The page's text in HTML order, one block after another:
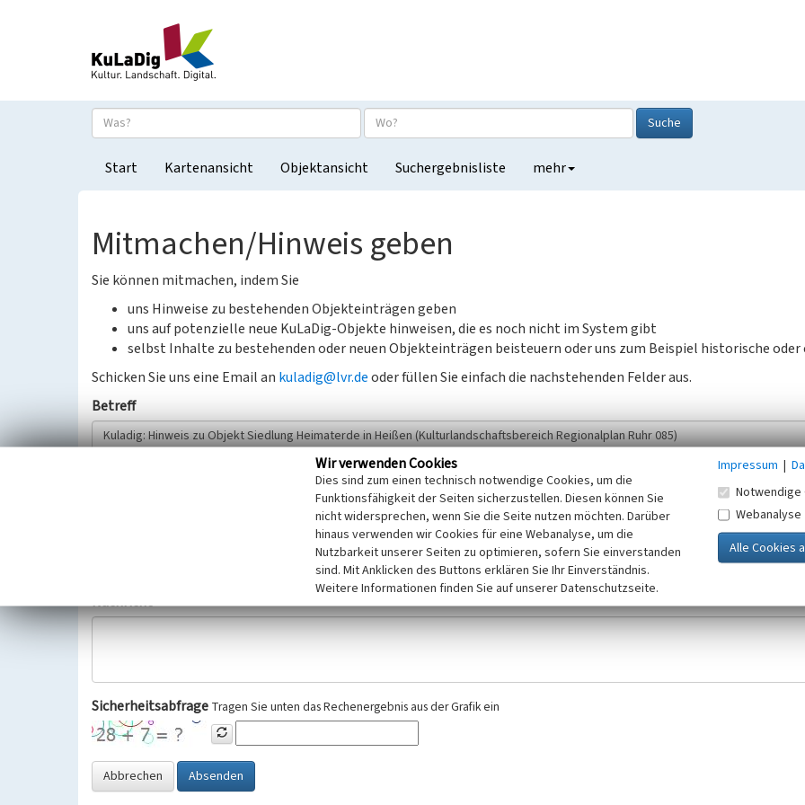
Suche
Start Kartenansicht Objektansicht Suchergebnisliste mehr
Mitmachen/Hinweis geben
Sie können mitmachen, indem Sie
uns Hinweise zu bestehenden Objekteinträgen geben
uns auf potenzielle neue KuLaDig-Objekte hinweisen, die es noch nicht im System gibt
selbst Inhalte zu bestehenden oder neuen Objekteinträgen beisteuern oder uns zum Beispiel historische oder
Schicken Sie uns eine Email an kuladig@lvr.deoder füllen Sie einfach die nachstehenden Felder aus.
Betreff
Wir bitten Sie um freiwillige Angabe Ihres Namens und Ihrer E-Mail-Adresse. Ihre Angaben werden ausschließlich im Rahmen der KuLaDig-
Selbstverständlich werden diese entsprechend der Vorschriften des Telemediengesetzes, des Datenschutzgesetzes NRW und der seit
Datenschutzgrundverordnung (EU-DSGVO) vertraulich behandelt, beachten Sie bitte unsere Hinweise zumDatenschutz
Nachricht
Sicherheitsabfrage Tragen Sie unten das Rechenergebnis aus der Grafik ein
Abbrechen Absenden
Wir verwenden Cookies
Dies sind zum einen technisch notwendige Cookies, um die
Funktionsfähigkeit der Seiten sicherzustellen. Diesen können Sie
nicht widersprechen, wenn Sie die Seite nutzen möchten. Darüber
hinaus verwenden wir Cookies für eine Webanalyse, um die
Nutzbarkeit unserer Seiten zu optimieren, sofern Sie einverstanden
sind. Mit Anklicken des Buttons erklären Sie Ihr Einverständnis.
Weitere Informationen finden Sie auf unserer Datenschutzseite.
Impressum |
Notwendige
Webanalyse